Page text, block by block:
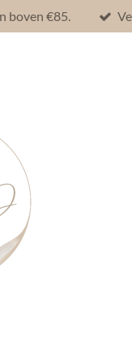
boven €85.